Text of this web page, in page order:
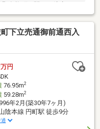
白梅町」駅まで徒歩１５
和小学校…徒歩８分（約
ｍ）・フレスコ御前町…
北円町店…徒歩６分（約
）・キリン堂…徒歩７分
下立売通御前通西入
万円
76.95m2
59.28m2
年2月(築30年7ヶ月)
陰本線 円町駅 徒歩9分